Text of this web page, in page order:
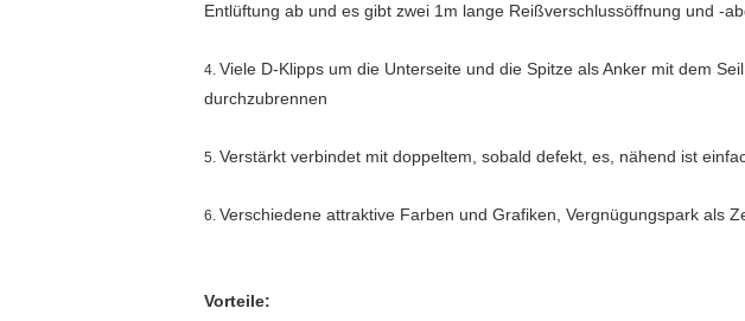
Entlüftung ab und es gibt zwei 1m lange Reißverschlussöffnung und -
4. Viele D-Klipps um die Unterseite und die Spitze als Anker mit dem
durchzubrennen
5. Verstärkt verbindet mit doppeltem, sobald defekt, es, nähend ist
6. Verschiedene attraktive Farben und Grafiken, Vergnügungspark als
Vorteile: